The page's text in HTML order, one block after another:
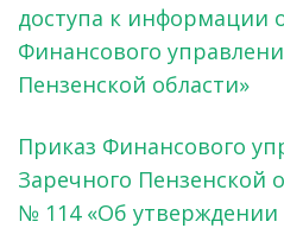
доступа к информации
Финансового
Пензенской области»
Приказ Финансового
Заречного Пензенской
№ 114 «Об